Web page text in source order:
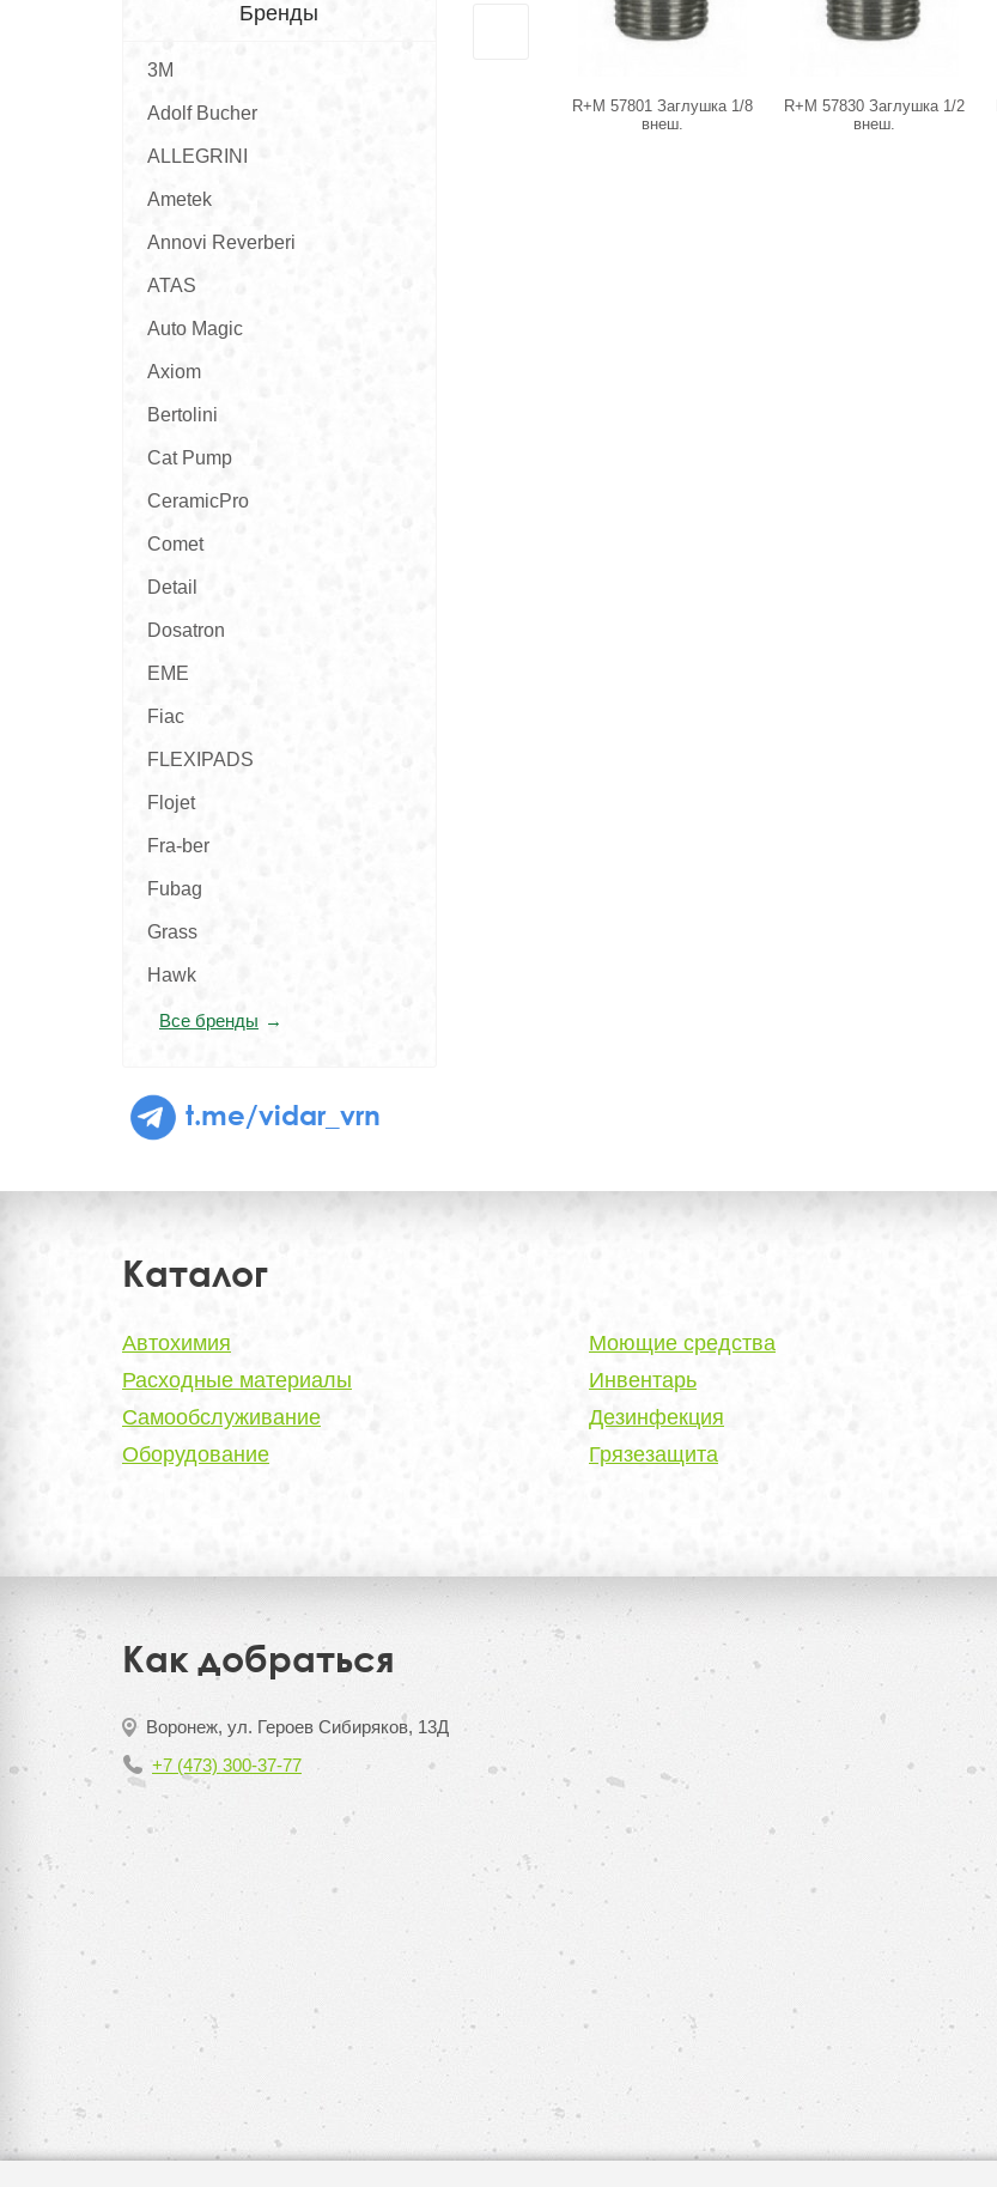
Бренды
3M
Adolf Bucher
ALLEGRINI
Ametek
Annovi Reverberi
ATAS
Auto Magic
Axiom
Bertolini
Cat Pump
CeramicPro
Comet
Detail
Dosatron
EME
Fiac
FLEXIPADS
Flojet
Fra-ber
Fubag
Grass
Hawk
Все бренды
t.me/vidar_vrn
R+M 57801 Заглушка 1/8
внеш.
R+M 57830 Заглушка 1/2
внеш.
Каталог
Автохимия
Расходные материалы
Самообслуживание
Оборудование
Моющие средства
Инвентарь
Дезинфекция
Грязезащита
Как добраться
Воронеж, ул. Героев Сибиряков, 13Д
+7 (473) 300-37-77